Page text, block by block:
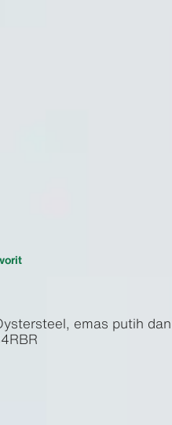
emas putih